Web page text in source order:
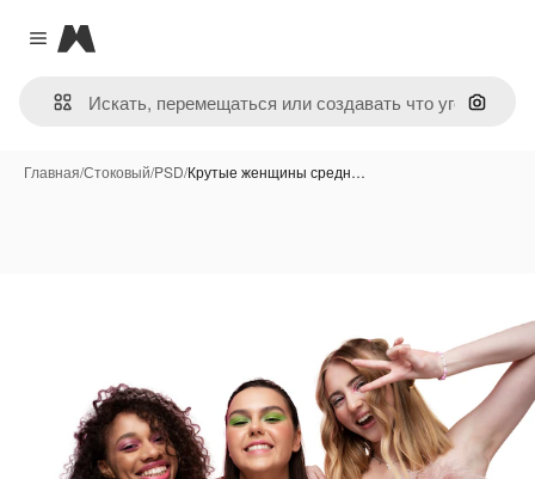
Close menu
Magnific
Поиск
Главная/Стоковый/PSD/Крутые женщины средн…